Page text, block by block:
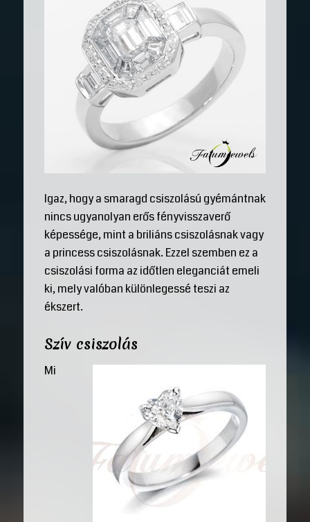
Igaz, hogy a smaragd csiszolású gyémántnak
nincs ugyanolyan erős fényvisszaverő
képessége, mint a briliáns csiszolásnak vagy
a princess csiszolásnak. Ezzel szemben ez a
csiszolási forma az időtlen eleganciát emeli
ki, mely valóban különlegessé teszi az
ékszert.
Szív csiszolás
Mi